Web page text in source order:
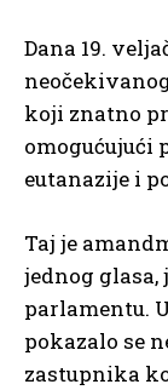
Dana 19.
koji znatno
omogućujući
eutanazije i
Taj je
jednog glasa,
parlamentu.
pokazalo se
zastupnika